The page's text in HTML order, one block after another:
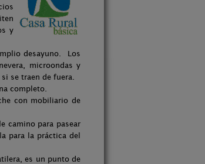
y
desayuno. Los
microondas y
se traen de fuera.
completo.
con mobiliario de
camino para pasear
para la práctica del
es un punto de